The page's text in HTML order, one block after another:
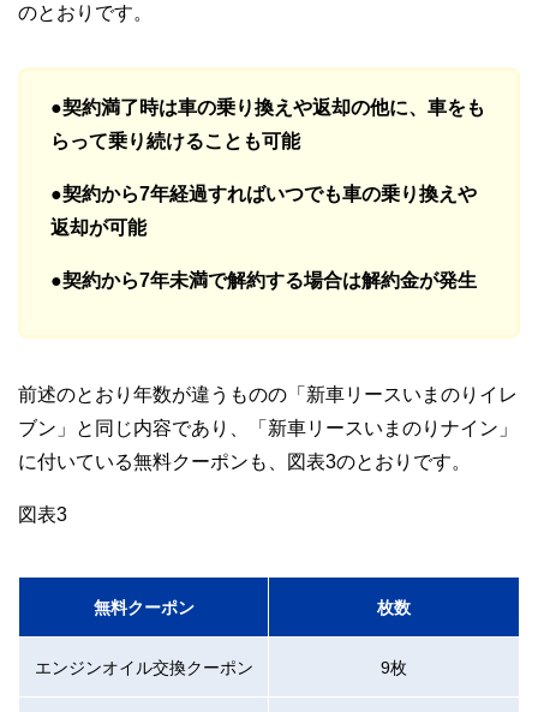
のとおりです。
●契約満了時は車の乗り換えや返却の他に、車をも
らって乗り続けることも可能
●契約から7年経過すればいつでも車の乗り換えや
返却が可能
●契約から7年未満で解約する場合は解約金が発生
前述のとおり年数が違うものの「新車リースいまのりイレ
ブン」と同じ内容であり、「新車リースいまのりナイン」
に付いている無料クーポンも、図表3のとおりです。
図表3
無料クーポン 枚数
エンジンオイル交換クーポン 9枚